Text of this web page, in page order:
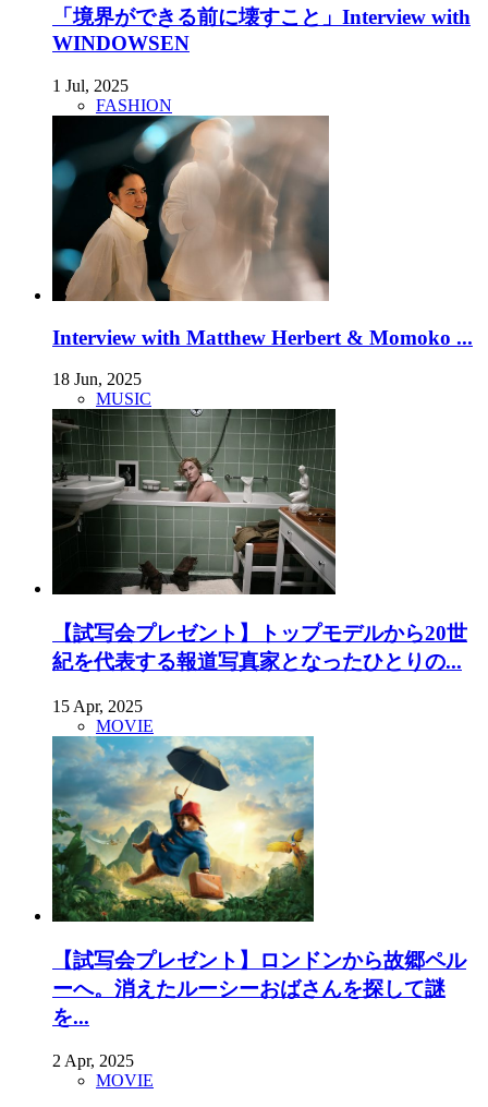
「境界ができる前に壊すこと」Interview with
WINDOWSEN
1 Jul, 2025
FASHION
Interview with Matthew Herbert & Momoko ...
18 Jun, 2025
MUSIC
【試写会プレゼント】トップモデルから20世
紀を代表する報道写真家となったひとりの...
15 Apr, 2025
MOVIE
【試写会プレゼント】ロンドンから故郷ペル
ーへ。消えたルーシーおばさんを探して謎
を...
2 Apr, 2025
MOVIE